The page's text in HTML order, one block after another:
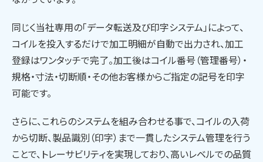
同じく当社専用の「データ転送及び印字システム」によって、
コイルを投入するだけで加工明細が自動で出力され、加工
登録はワンタッチで完了。加工後はコイル番号（管理番号）・
規格・寸法・切断順・その他お客様からご指定の記号を印字
可能です。
さらに、これらのシステムを組み合わせる事で、コイルの入荷
から切断、製品識別（印字）まで一貫したシステム管理を行う
ことで、トレーサビリティを実現しており、高いレベルでの品質